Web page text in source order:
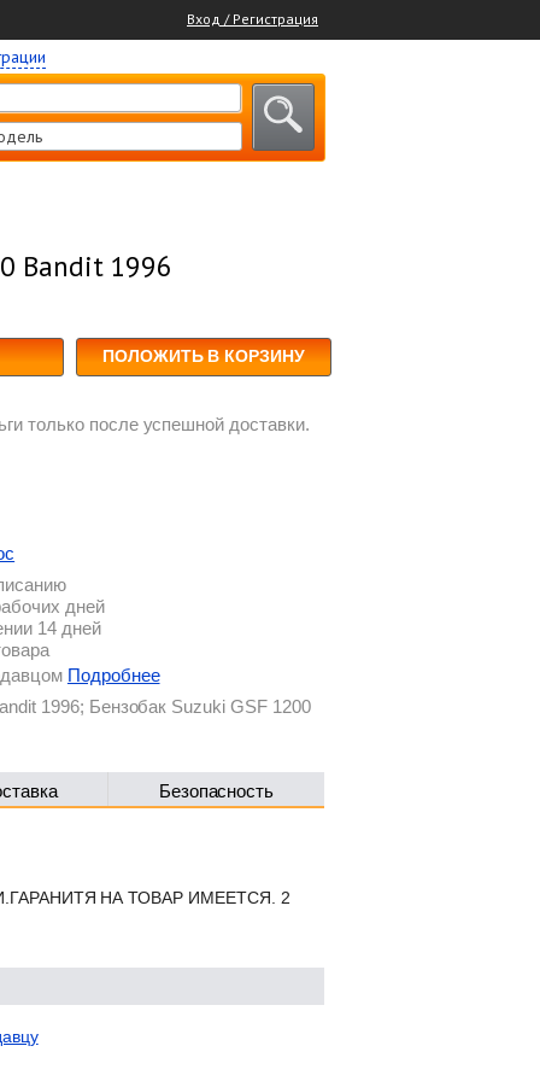
Вход / Регистрация
Bandit 1996
ПОЛОЖИТЬ В КОРЗИНУ
только после успешной доставки.
дней
14 дней
Подробнее
1996; Бензобак Suzuki GSF 1200
Безопасность
НА ТОВАР ИМЕЕТСЯ. 2